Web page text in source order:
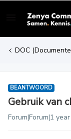
DOC
BEANTWOORD
Gebruik van
Forum|Forum|1